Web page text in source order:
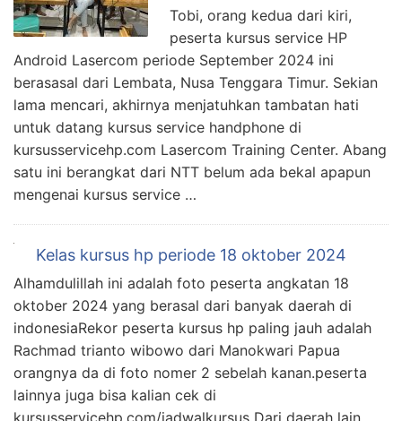
Tobi, orang kedua dari kiri,
peserta kursus service HP
Android Lasercom periode September 2024 ini
berasasal dari Lembata, Nusa Tenggara Timur. Sekian
lama mencari, akhirnya menjatuhkan tambatan hati
untuk datang kursus service handphone di
kursusservicehp.com Lasercom Training Center. Abang
satu ini berangkat dari NTT belum ada bekal apapun
mengenai kursus service …
Kelas kursus hp periode 18 oktober 2024
Alhamdulillah ini adalah foto peserta angkatan 18
oktober 2024 yang berasal dari banyak daerah di
indonesiaRekor peserta kursus hp paling jauh adalah
Rachmad trianto wibowo dari Manokwari Papua
orangnya da di foto nomer 2 sebelah kanan.peserta
lainnya juga bisa kalian cek di
kursusservicehp.com/jadwalkursus Dari daerah lain